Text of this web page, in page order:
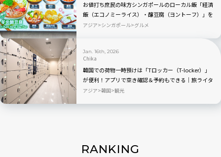
お値打ち庶民の味方シンガポールのローカル飯「経済
飯（エコノミーライス）・醸豆腐（ヨントーフ）」を
探ってみよう
アジア シンガポール グルメ
Jan. 16th, 2026
Chika
韓国での荷物一時預けは「Tロッカー（T-locker）」
が便利！アプリで空き確認＆予約もできる｜旅ライタ
ーの裏技・愛用品教えます
アジア 韓国 観光
RANKING